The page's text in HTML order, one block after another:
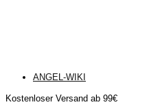
ANGEL-WIKI
Kostenloser Versand ab 99€